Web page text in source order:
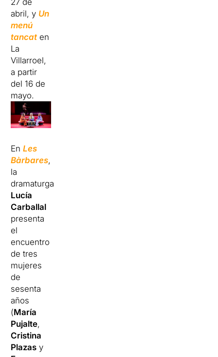
27 de
abril, y Un
menú
tancaten
La
Villarroel,
a partir
del 16 de
mayo.
EnLes
Bàrbares,
la
dramaturga
Lucía
Carballal
presenta
el
encuentro
de tres
mujeres
de
sesenta
años
(María
Pujalte,
Cristina
Plazas y